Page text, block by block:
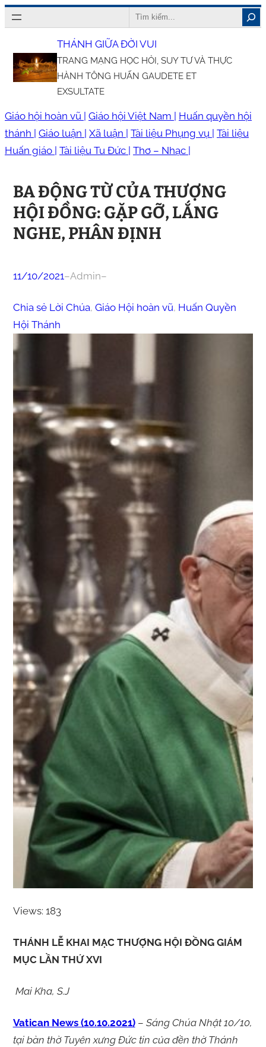
Chuyển
đến
nội
dung
Search
THÁNH GIỮA ĐỜI VUI
TRANG MẠNG HỌC HỎI, SUY TƯ VÀ THỰC
HÀNH TÔNG HUẤN GAUDETE ET
EXSULTATE
Giáo hội hoàn vũ | Giáo hội Việt Nam | Huấn quyền hội
thánh | Giáo luận | Xã luận | Tài liệu Phụng vụ | Tài liệu
Huấn giáo | Tài liệu Tu Đức | Thơ – Nhạc |
BA ĐỘNG TỪ CỦA THƯỢNG
HỘI ĐỒNG: GẶP GỠ, LẮNG
NGHE, PHÂN ĐỊNH
11/10/2021–Admin–
Chia sẻ Lời Chúa, Giáo Hội hoàn vũ, Huấn Quyền
Hội Thánh
Views: 183
THÁNH LỄ KHAI MẠC THƯỢNG HỘI ĐỒNG GIÁM
MỤC LẦN THỨ XVI
Mai Kha, S.J
Vatican News (10.10.2021)– Sáng Chúa Nhật 10/10,
tại bàn thờ Tuyên xưng Đức tin của đền thờ Thánh